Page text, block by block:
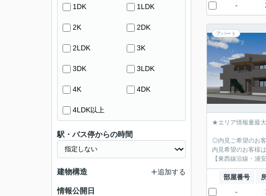
-
アパート
★エリア情報量最
◎内見ご希望のお
内見希望のお客様
【東西線沿線・浦
部屋番号
-
1DK 1LDK
2K 2DK
2LDK 3K
3DK 3LDK
4K 4DK
4LDK以上
駅・バス停からの時間
建物構造 追加する
情報公開日